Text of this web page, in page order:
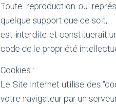
Toute reproduction ou
quelque support que ce soit,
est interdite et constituerait
code de le propriété
Cookies :
Le Site Internet utilise des
votre navigateur par un